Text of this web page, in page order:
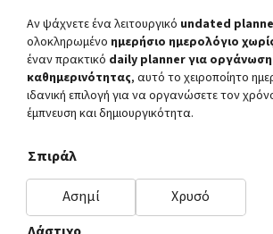
Αν ψάχνετε ένα λειτουργικό undated
ολοκληρωμένο ημερήσιο ημερολόγιο
έναν πρακτικό daily planner για
καθημερινότητας, αυτό το χειροποίητο
ιδανική επιλογή για να οργανώσετε τον
έμπνευση και δημιουργικότητα.
Σπιράλ
Ασημί
Χρυσό